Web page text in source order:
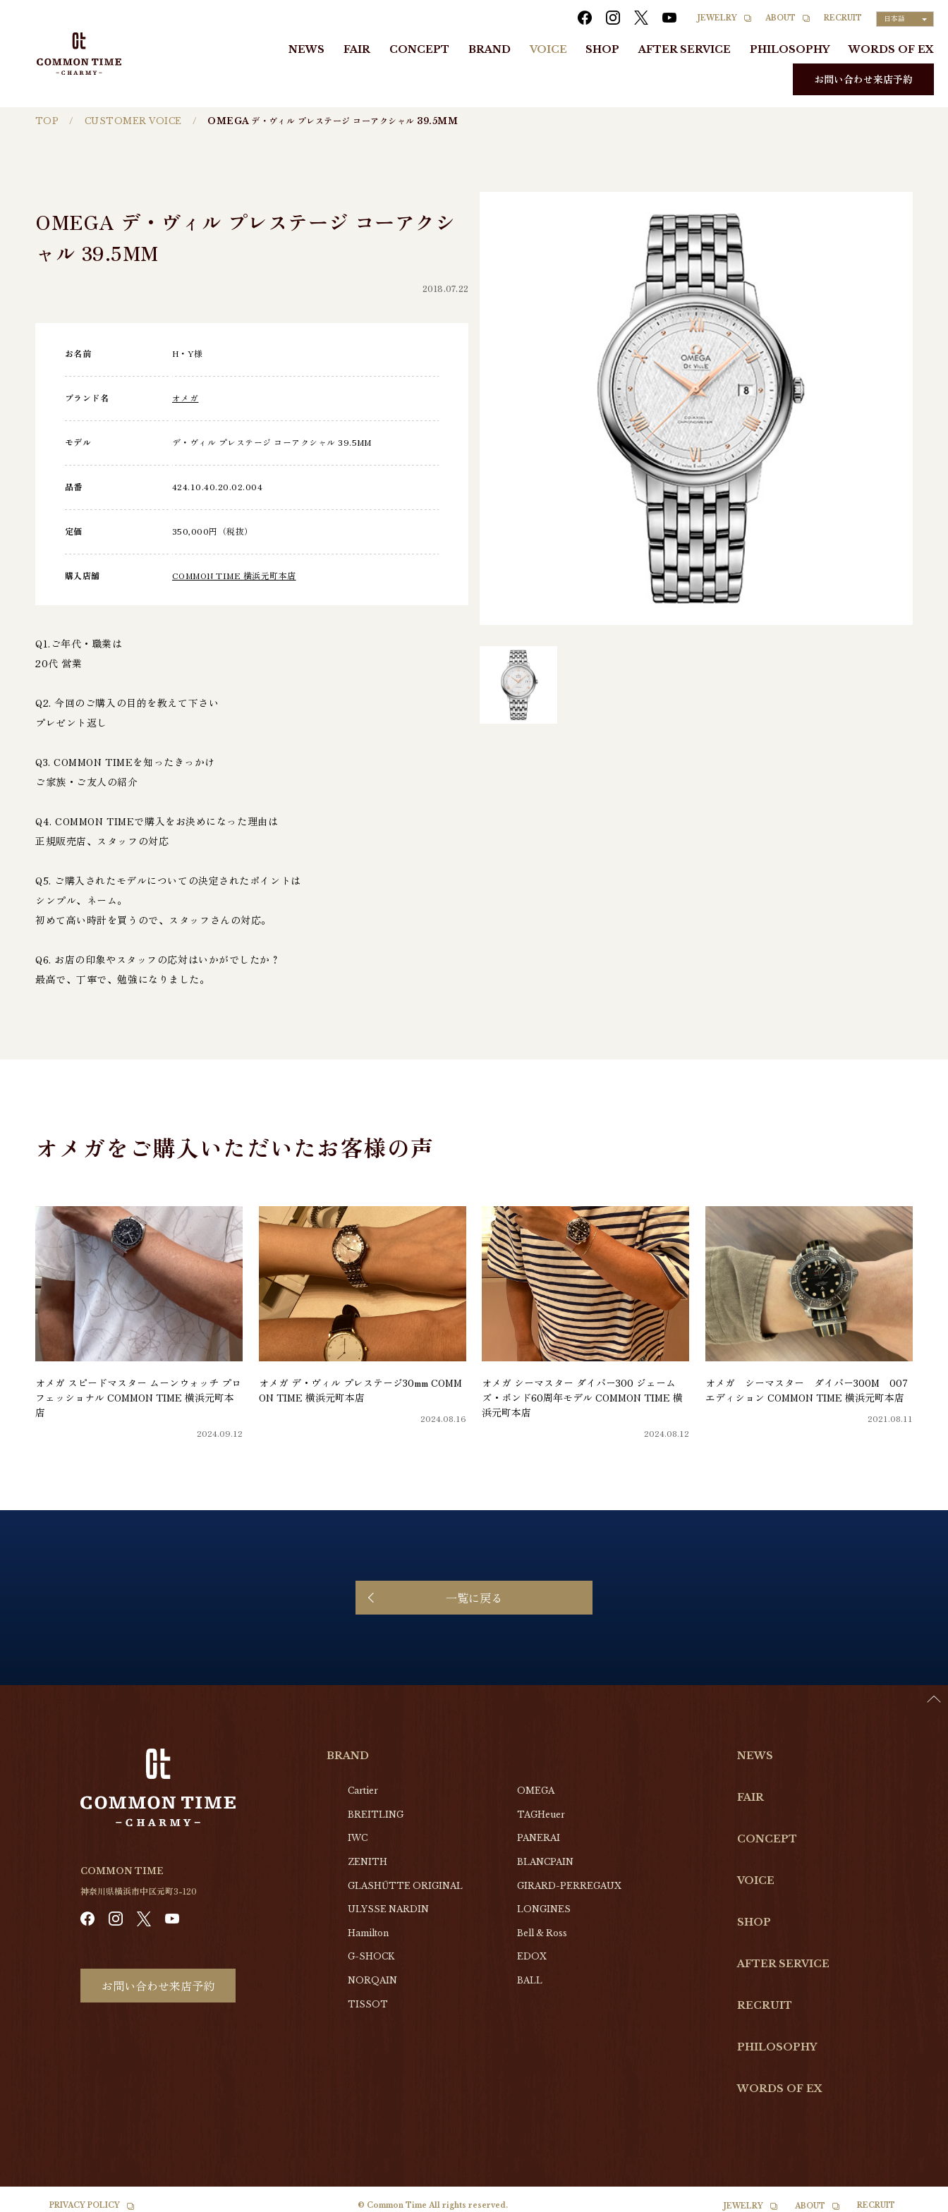
JEWELRY ABOUT RECRUIT 日本語
NEWS FAIR CONCEPT BRAND VOICE SHOP AFTER SERVICE PHILOSOPHY WORDS OF EX
お問い合わせ来店予約
TOP CUSTOMER VOICE OMEGA デ・ヴィル プレステージ コーアクシャル 39.5MM
OMEGA デ・ヴィル プレステージ コーアクシ
ャル 39.5MM
2018.07.22
お名前 H・Y様
ブランド名 オメガ
モデル デ・ヴィル プレステージ コーアクシャル 39.5MM
品番 424.10.40.20.02.004
定価 350,000円（税抜）
購入店舗 COMMON TIME 横浜元町本店
Q1.ご年代・職業は
20代 営業
Q2. 今回のご購入の目的を教えて下さい
プレゼント返し
Q3. COMMON TIMEを知ったきっかけ
ご家族・ご友人の紹介
Q4. COMMON TIMEで購入をお決めになった理由は
正規販売店、スタッフの対応
Q5. ご購入されたモデルについての決定されたポイントは
シンプル、ネーム。
初めて高い時計を買うので、スタッフさんの対応。
Q6. お店の印象やスタッフの応対はいかがでしたか？
最高で、丁寧で、勉強になりました。
オメガをご購入いただいたお客様の声
オメガ スピードマスター ムーンウォッチ プロ
フェッショナル COMMON TIME 横浜元町本
店
2024.09.12
オメガ デ・ヴィル プレステージ30mm COMM
ON TIME 横浜元町本店
2024.08.16
オメガ シーマスター ダイバー300 ジェーム
ズ・ボンド60周年モデル COMMON TIME 横
浜元町本店
2024.08.12
オメガ シーマスター ダイバー300M 007
エディション COMMON TIME 横浜元町本店
2021.08.11
一覧に戻る
NEWS
FAIR
CONCEPT
BRAND
Cartier OMEGA
BREITLING TAGHeuer
IWC PANERAI
ZENITH BLANCPAIN
GLASHŰTTE ORIGINAL GIRARD-PERREGAUX
ULYSSE NARDIN LONGINES
Hamilton Bell & Ross
G-SHOCK EDOX
NORQAIN BALL
TISSOT
VOICE
SHOP
AFTER SERVICE
RECRUIT
PHILOSOPHY
WORDS OF EX
COMMON TIME
神奈川県横浜市中区元町3-120
お問い合わせ来店予約
PRIVACY POLICY © Common Time All rights reserved. JEWELRY ABOUT RECRUIT